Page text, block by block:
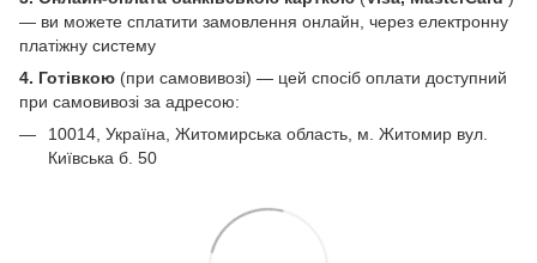
— ви можете сплатити замовлення онлайн, через електронну
платіжну систему
4. Готівкою (при самовивозі) — цей спосіб оплати доступний
при самовивозі за адресою:
10014, Україна, Житомирська область, м. Житомир вул.
Київська б. 50